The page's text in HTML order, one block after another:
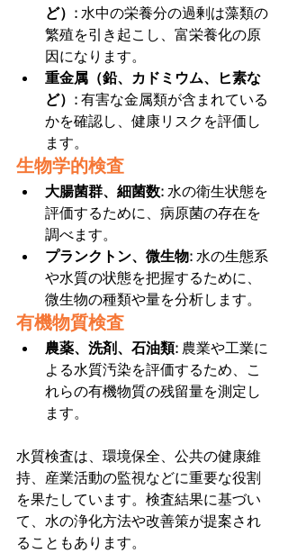
ど）: 水中の栄養分の過剰は藻類の
繁殖を引き起こし、富栄養化の原
因になります。
重金属（鉛、カドミウム、ヒ素な
ど）: 有害な金属類が含まれている
かを確認し、健康リスクを評価し
ます。
生物学的検査
大腸菌群、細菌数: 水の衛生状態を
評価するために、病原菌の存在を
調べます。
プランクトン、微生物: 水の生態系
や水質の状態を把握するために、
微生物の種類や量を分析します。
有機物質検査
農薬、洗剤、石油類: 農業や工業に
よる水質汚染を評価するため、こ
れらの有機物質の残留量を測定し
ます。
水質検査は、環境保全、公共の健康維
持、産業活動の監視などに重要な役割
を果たしています。検査結果に基づい
て、水の浄化方法や改善策が提案され
ることもあります。